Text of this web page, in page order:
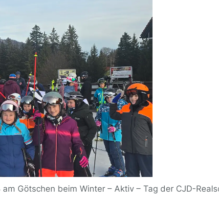
am Götschen beim Winter – Aktiv – Tag der CJD-